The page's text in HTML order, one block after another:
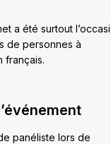
a été surtout
de personnes à
français.
panéliste lors de